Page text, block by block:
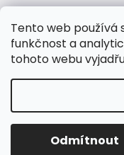
Tento web používá
funkčnost a
tohoto webu
Odmítnout
Od 1. ledna 2026
dotazy vyřizujeme
pracovních dnů),
přijímáme a
Copyright 2026
vyhrazena.